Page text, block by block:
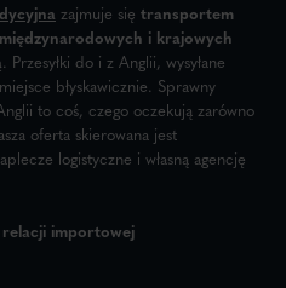
zajmuje się transportem
i krajowych
. Przesyłki do i z Anglii, wysyłane
błyskawicznie. Sprawny
to coś, czego oczekują zarówno
oferta skierowana jest
logistyczne i własną agencję
importowej